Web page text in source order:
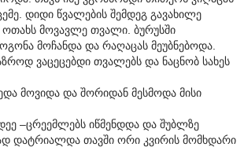
დიდი წვალების შემდეგ გავახილე
მოვავლე თვალი. ბურუსში
მოჩანდა და რაღაცას მეუბნებოდა.
ვაცეცებდი თვალებს და ნაცნობ სახეს
მოვიდა და შორიდან მესმოდა მისი
–ცრეემლებს იწმენდდა და შუბლზე
დატრიალდა თავში ორი კვირის მომხდარი